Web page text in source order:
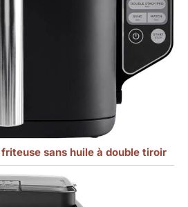
sans huile à double tiroir